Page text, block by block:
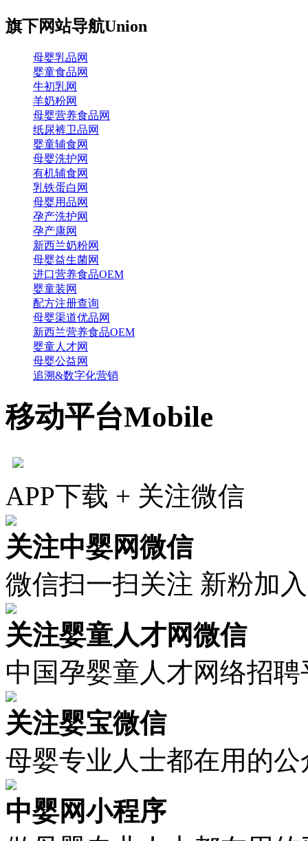
旗下网站导航Union
母婴乳品网
婴童食品网
牛初乳网
羊奶粉网
母婴营养食品网
纸尿裤卫品网
婴童辅食网
母婴洗护网
有机辅食网
乳铁蛋白网
母婴用品网
孕产洗护网
孕产康网
新西兰奶粉网
母婴益生菌网
进口营养食品OEM
婴童装网
配方注册查询
母婴渠道优品网
新西兰营养食品OEM
婴童人才网
母婴公益网
追溯&数字化营销
移动平台Mobile
APP下载 + 关注微信
关注中婴网微信
微信扫一扫关注 新粉加
关注婴童人才网微信
中国孕婴童人才网络招聘
关注婴宝微信
母婴专业人士都在用的公
中婴网小程序